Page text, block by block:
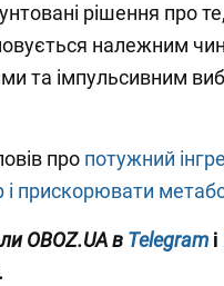
рішення про
належним
та імпульсивним
про потужний
прискорювати
OBOZ.UAв Telegram і